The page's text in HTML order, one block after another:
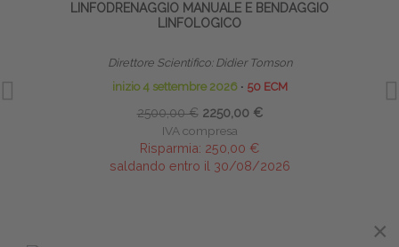
LINFODRENAGGIO MANUALE E BENDAGGIO
LINFOLOGICO
Direttore Scientifico: Didier Tomson
inizio 4 settembre 2026 ∙ 50 ECM
2500,00 € 2250,00 €
IVA compresa
Risparmia: 250,00 €
saldando entro il 30/08/2026
×
×